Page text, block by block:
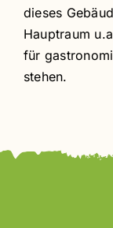
dieses
Hauptraum
für
stehen.